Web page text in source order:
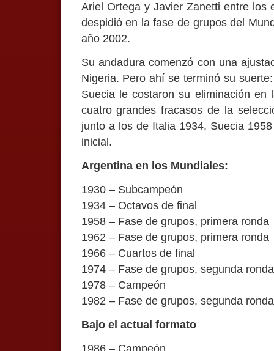
Ariel Ortega y Javier Zanetti entre los
despidió en la fase de grupos del
año 2002.
Su andadura comenzó con una
Nigeria. Pero ahí se terminó su
Suecia le costaron su eliminación
cuatro grandes fracasos de la
junto a los de Italia 1934, Suecia
inicial.
Argentina en los Mundiales:
1930 – Subcampeón
1934 – Octavos de final
1958 – Fase de grupos, primera ronda
1962 – Fase de grupos, primera ronda
1966 – Cuartos de final
1974 – Fase de grupos, segunda ronda
1978 – Campeón
1982 – Fase de grupos, segunda ronda
Bajo el actual formato